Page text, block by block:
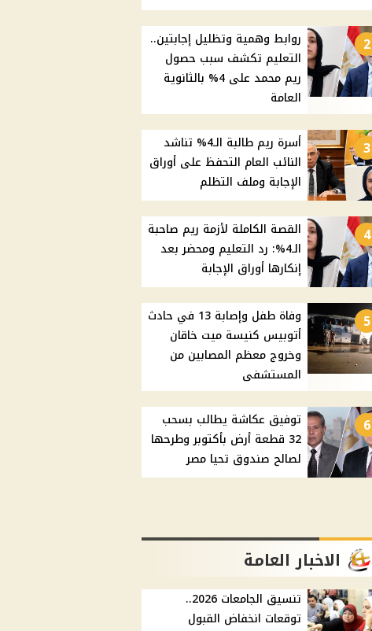
2
روابط وهمية وتظليل إجابتين..
التعليم تكشف سبب حصول
ريم محمد على 4% بالثانوية
العامة
3
أسرة ريم طالبة الـ4% تناشد
النائب العام التحفظ على أوراق
الإجابة وملف التظلم
4
القصة الكاملة لأزمة ريم صاحبة
الـ4%: رد التعليم ومحضر بعد
إنكارها أوراق الإجابة
5
وفاة طفل وإصابة 13 في حادث
أتوبيس كنيسة ميت خاقان
وخروج معظم المصابين من
المستشفى
6
توفيق عكاشة يطالب بسحب
32 قطعة أرض بأكتوبر وطرحها
لصالح صندوق تحيا مصر
الاخبار العامة
تنسيق الجامعات 2026..
توقعات انخفاض القبول